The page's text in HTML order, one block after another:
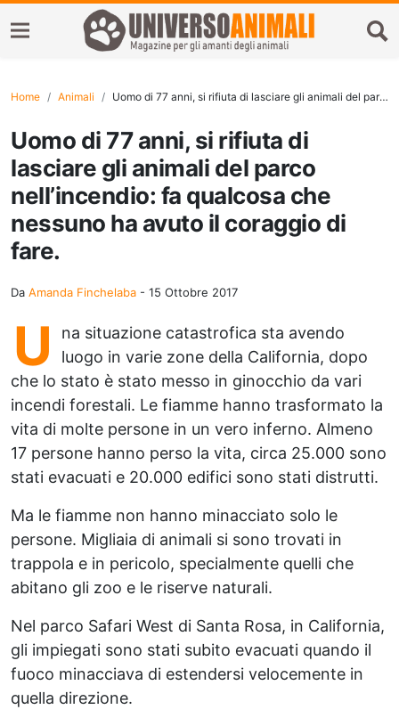
Home Animali Uomo di 77 anni, si rifiuta di lasciare gli animali del parco nell’incendio: fa qualcosa che nessuno ha avuto il coraggio di fare.
Uomo di 77 anni, si rifiuta di
lasciare gli animali del parco
nell’incendio: fa qualcosa che
nessuno ha avuto il coraggio di
fare.
Da Amanda Finchelaba - 15 Ottobre 2017
U
na situazione catastrofica sta avendo
luogo in varie zone della California, dopo
che lo stato è stato messo in ginocchio da vari
incendi forestali. Le fiamme hanno trasformato la
vita di molte persone in un vero inferno. Almeno
17 persone hanno perso la vita, circa 25.000 sono
stati evacuati e 20.000 edifici sono stati distrutti.
Ma le fiamme non hanno minacciato solo le
persone. Migliaia di animali si sono trovati in
trappola e in pericolo, specialmente quelli che
abitano gli zoo e le riserve naturali.
Nel parco Safari West di Santa Rosa, in California,
gli impiegati sono stati subito evacuati quando il
fuoco minacciava di estendersi velocemente in
quella direzione.